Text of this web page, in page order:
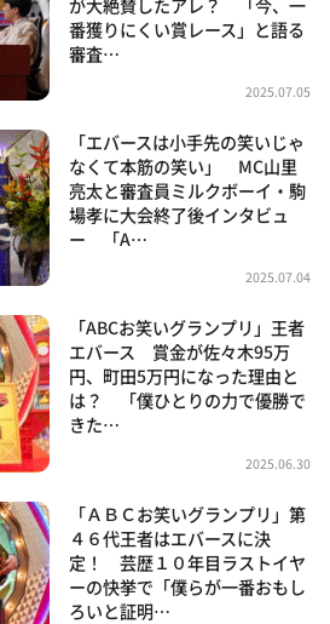
番獲りにくい賞レース」と語る
審査…
2025.07.05
「エバースは小手先の笑いじゃ
なくて本筋の笑い」 MC山里
亮太と審査員ミルクボーイ・駒
場孝に大会終了後インタビュ
ー 「A…
2025.07.04
「ABCお笑いグランプリ」王者
エバース 賞金が佐々木95万
円、町田5万円になった理由と
は？ 「僕ひとりの力で優勝で
きた…
2025.06.30
「ＡＢＣお笑いグランプリ」第
４６代王者はエバースに決
定！ 芸歴１０年目ラストイヤ
ーの快挙で「僕らが一番おもし
ろいと証明…